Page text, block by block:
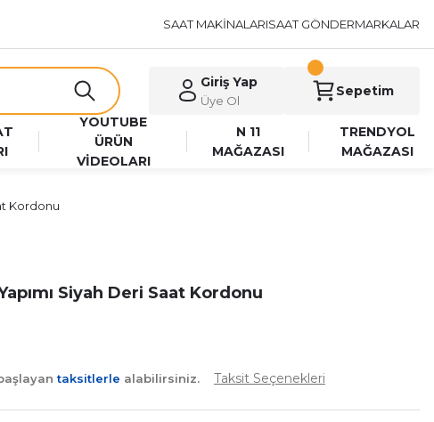
SAAT MAKİNALARISAAT GÖNDERMARKALAR
Giriş Yap
Üye Ol
Sepetim
YOUTUBE
ÜRÜN
VİDEOLARI
N 11
MAĞAZASI
TRENDYOL
MAĞAZASI
Kordonu
Siyah Deri Saat Kordonu
taksitlerle alabilirsiniz. Taksit Seçenekleri